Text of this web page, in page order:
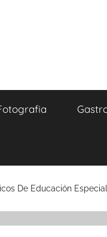
De Educación